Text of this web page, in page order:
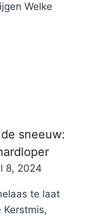
Welke
sneeuw:
8, 2024
te laat